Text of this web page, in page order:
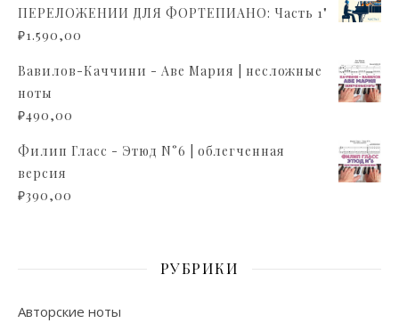
ПЕРЕЛОЖЕНИИ ДЛЯ ФОРТЕПИАНО: Часть 1"
₽1.590,00
Вавилов-Каччини - Аве Мария | несложные
ноты
₽490,00
Филип Гласс - Этюд N°6 | облегченная
версия
₽390,00
РУБРИКИ
Авторские ноты